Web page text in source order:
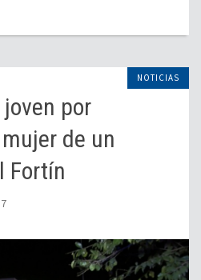
NOTICIAS
por
de un
Fortín